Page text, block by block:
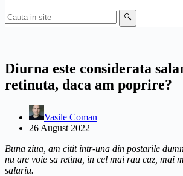
Cauta
in
🔍
Diurna este considerata
retinuta, daca am poprire?
Vasile Coman
26 August 2022
Buna ziua, am citit intr-una din postarile
nu are voie sa retina, in cel mai rau caz, mai
salariu.